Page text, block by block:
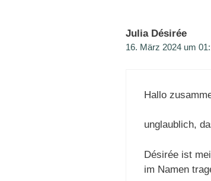
Julia Désirée
16. März 2024 um
Hallo
unglaublich,
Désirée ist
im Namen